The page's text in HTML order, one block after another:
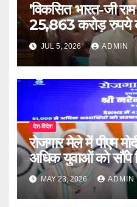
'विकसित भारत-जी
25,863 करोड़ रुपये
JUL 5, 2026 ADMIN
देश-विदेश
रोजगार मेले में पीएम
अधिक युवाओं को सौंपे
MAY 23, 2026 ADMIN